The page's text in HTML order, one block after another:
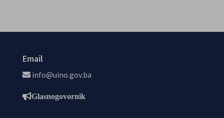
Email
info@uino.gov.ba
Glasnogovornik